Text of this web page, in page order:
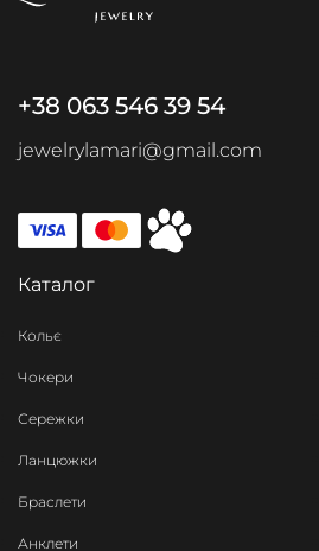
+38 063 546 39 54
jewelrylamari@gmail.com
Каталог
Кольє
Чокери
Сережки
Ланцюжки
Браслети
Анклети